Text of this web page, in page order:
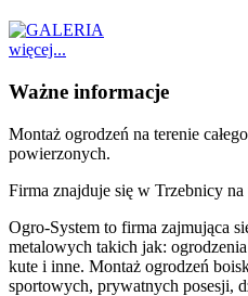
więcej...
Ważne informacje
Montaż ogrodzeń na terenie
powierzonych.
Firma znajduje się w Trzebnicy na
Ogro-System to firma zajmująca
metalowych takich jak:
kute i inne. Montaż ogrodzeń
sportowych, prywatnych posesji,